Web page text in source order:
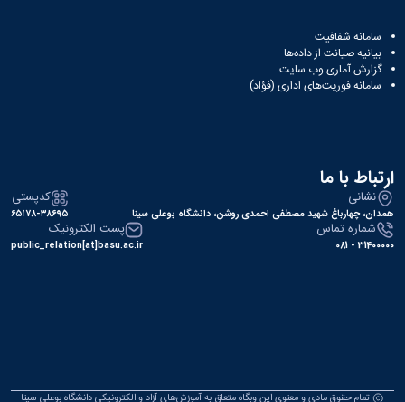
سامانه شفافیت
بیانیه صیانت از داده‌ها
گزارش آماری وب‌ سایت
سامانه فوریت‌های اداری (فؤاد)
ارتباط با ما
نشانی
همدان، چهارباغ شهید مصطفی احمدی روشن، دانشگاه بوعلی سینا
کدپستی
۶۵۱۷۸-۳۸۶۹۵
شماره تماس
31400000 - 081
پست الکترونیک
public_relation[at]basu.ac.ir
تمام حقوق مادی و معنوی این وبگاه متعلق به آموزش‌های آزاد و الکترونیکی دانشگاه بوعلی سینا